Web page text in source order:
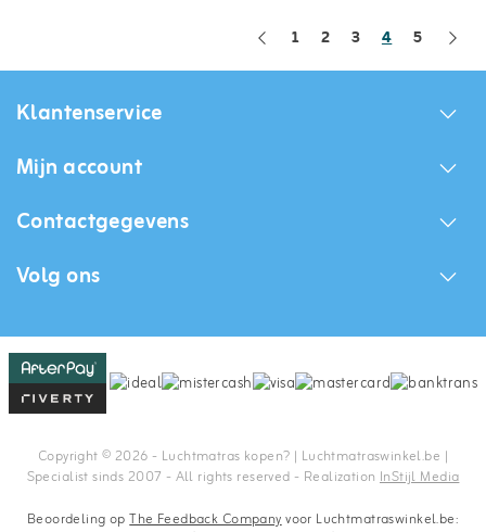
1 2 3 4 5
Klantenservice
Mijn account
Contactgegevens
Volg ons
Copyright © 2026 - Luchtmatras kopen? | Luchtmatraswinkel.be |
Specialist sinds 2007 - All rights reserved - Realization InStijl Media
Beoordeling opThe Feedback Companyvoor Luchtmatraswinkel.be: